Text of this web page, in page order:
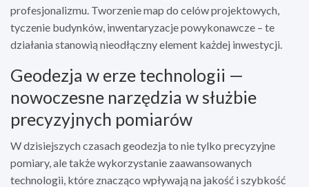
profesjonalizmu. Tworzenie map do celów projektowych,
tyczenie budynków, inwentaryzacje powykonawcze – te
działania stanowią nieodłączny element każdej inwestycji.
Geodezja w erze technologii —
nowoczesne narzędzia w służbie
precyzyjnych pomiarów
W dzisiejszych czasach geodezja to nie tylko precyzyjne
pomiary, ale także wykorzystanie zaawansowanych
technologii, które znacząco wpływają na jakość i szybkość